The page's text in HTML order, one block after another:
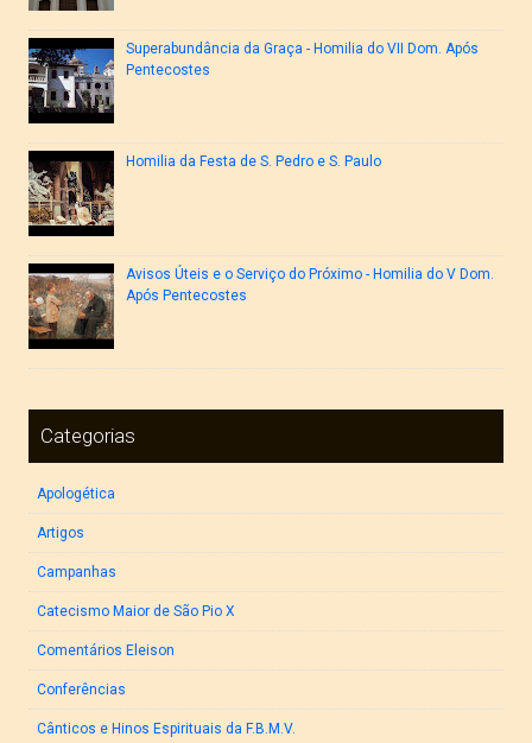
Superabundância da Graça - Homilia do VII Dom. Após
Pentecostes
Homilia da Festa de S. Pedro e S. Paulo
Avisos Úteis e o Serviço do Próximo - Homilia do V Dom.
Após Pentecostes
Categorias
Apologética
Artigos
Campanhas
Catecismo Maior de São Pio X
Comentários Eleison
Conferências
Cânticos e Hinos Espirituais da F.B.M.V.